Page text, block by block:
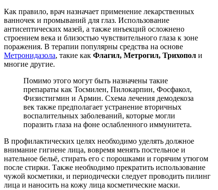
Как правило, врач назначает применение лекарственных
ванночек и промываний для глаз. Использование
антисептических мазей, а также инъекций осложнено
строением века и близостью чувствительного глаза к зоне
поражения. В терапии популярны средства на основе
Метронидазола, такие как Флагил, Метрогил, Трихопол и
многие другие.
Помимо этого могут быть назначены такие
препараты как Тосмилен, Пилокарпин, Фосфакол,
Физистигмин и Армин. Схема лечения демодекоза
век также предполагает устранение вторичных
воспалительных заболеваний, которые могли
поразить глаза на фоне ослабленного иммунитета.
В профилактических целях необходимо уделять должное
внимание гигиене лица, вовремя менять постельное и
нательное бельё, стирать его с порошками и горячим утюгом
после стирки. Также необходимо прекратить использование
чужой косметики, и периодически следует проводить пилинг
лица и наносить на кожу лица косметические маски.